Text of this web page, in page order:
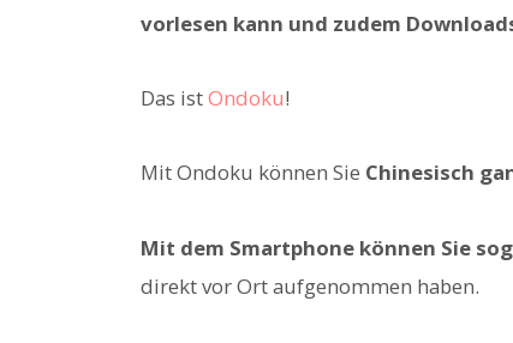
vorlesen kann und zudem
Das istOndoku!
Mit Ondoku können Sie Chinesisch
Mit dem Smartphone können Sie
direkt vor Ort aufgenommen haben.